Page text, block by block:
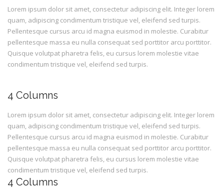
Lorem ipsum dolor sit amet, consectetur adipiscing elit. Integer lorem
quam, adipiscing condimentum tristique vel, eleifend sed turpis.
Pellentesque cursus arcu id magna euismod in molestie. Curabitur
pellentesque massa eu nulla consequat sed porttitor arcu porttitor.
Quisque volutpat pharetra felis, eu cursus lorem molestie vitae
condimentum tristique vel, eleifend sed turpis.
4 Columns
Lorem ipsum dolor sit amet, consectetur adipiscing elit. Integer lorem
quam, adipiscing condimentum tristique vel, eleifend sed turpis.
Pellentesque cursus arcu id magna euismod in molestie. Curabitur
pellentesque massa eu nulla consequat sed porttitor arcu porttitor.
Quisque volutpat pharetra felis, eu cursus lorem molestie vitae
condimentum tristique vel, eleifend sed turpis.
4 Columns